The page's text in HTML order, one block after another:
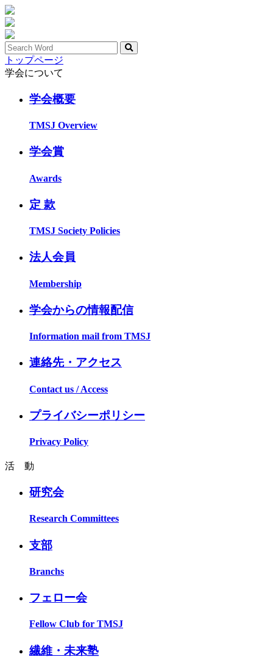
トップページ
学会について
学会概要
TMSJ Overview
学会賞
Awards
定 款
TMSJ Society Policies
法人会員
Membership
学会からの情報配信
Information mail from TMSJ
連絡先・アクセス
Contact us / Access
プライバシーポリシー
Privacy Policy
活 動
研究会
Research Committees
支部
Branchs
フェロー会
Fellow Club for TMSJ
繊維・未来塾